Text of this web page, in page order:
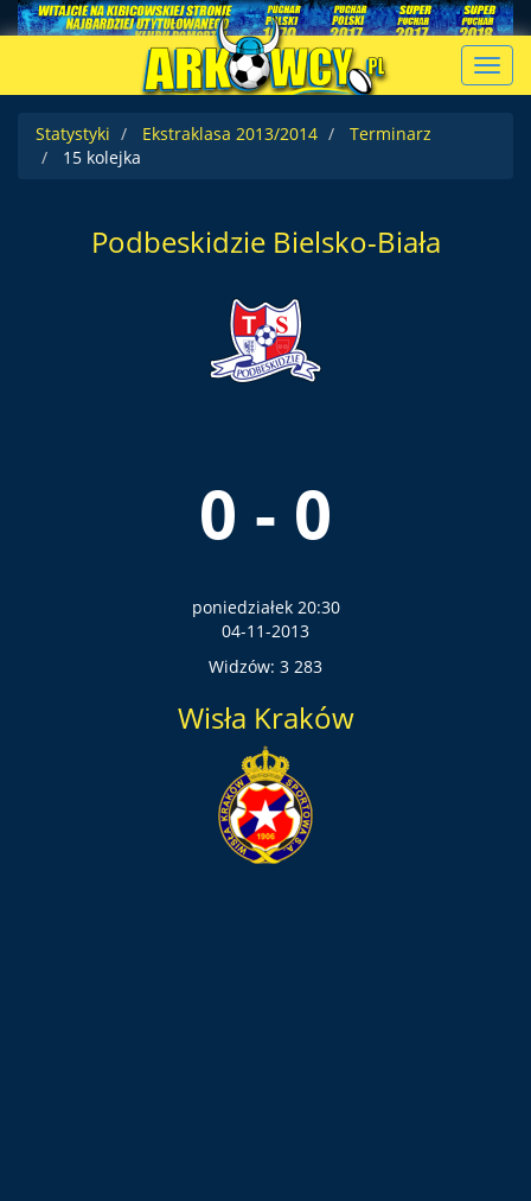
Statystyki
Ekstraklasa 2013/2014
Terminarz
15 kolejka
Podbeskidzie Bielsko-Biała
0 - 0
poniedziałek 20:30
04-11-2013
Widzów: 3 283
Wisła Kraków